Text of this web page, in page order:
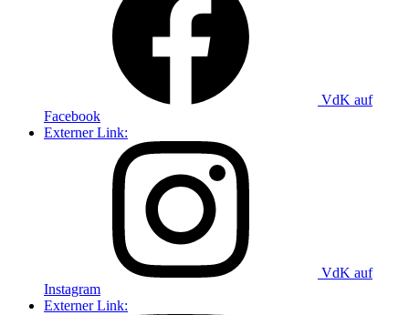
VdK auf
Facebook
Externer Link:
VdK auf
Instagram
Externer Link: